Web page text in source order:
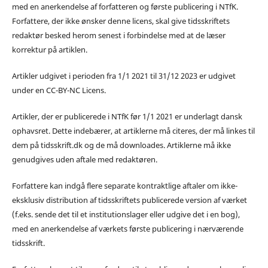
med en anerkendelse af forfatteren og første publicering i NTfK.
Forfattere, der ikke ønsker denne licens, skal give tidsskriftets
redaktør besked herom senest i forbindelse med at de læser
korrektur på artiklen.
Artikler udgivet i perioden fra 1/1 2021 til 31/12 2023 er udgivet
under en CC-BY-NC Licens.
Artikler, der er publicerede i NTfK før 1/1 2021 er underlagt dansk
ophavsret. Dette indebærer, at artiklerne må citeres, der må linkes til
dem på tidsskrift.dk og de må downloades. Artiklerne må ikke
genudgives uden aftale med redaktøren.
Forfattere kan indgå flere separate kontraktlige aftaler om ikke-
eksklusiv distribution af tidsskriftets publicerede version af værket
(f.eks. sende det til et institutionslager eller udgive det i en bog),
med en anerkendelse af værkets første publicering i nærværende
tidsskrift.